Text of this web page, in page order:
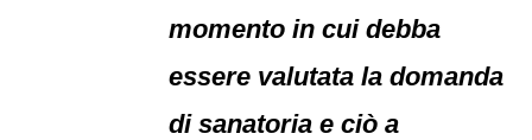
momento in cui debba
essere valutata la domanda
di sanatoria e ciò a